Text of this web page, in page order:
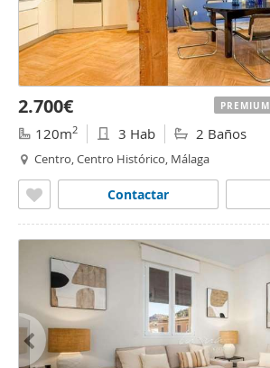
2.700€
120m2 3 Hab 2 Baños
Centro, Centro Histórico, Málaga
Contactar
PREMIUM